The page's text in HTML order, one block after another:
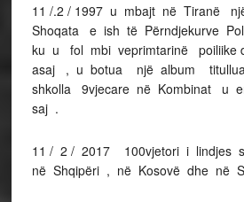
11 /.2 / 1997 u mbajt në Tiranë
Shoqata e ish të Përndjekurve
ku u fol mbi veprimtarinë poiliike
asaj , u botua një album titulluar
shkolla 9vjecare në Kombinat u
saj .
11 / 2 / 2017 100vjetori i lindjes
në Shqipëri , në Kosovë dhe në